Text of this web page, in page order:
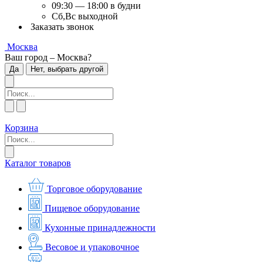
09:30 — 18:00 в будни
Сб,Вс выходной
Заказать звонок
Москва
Ваш город – Москва?
Да Нет, выбрать другой
Корзина
Каталог товаров
Торговое оборудование
Пищевое оборудование
Кухонные принадлежности
Весовое и упаковочное